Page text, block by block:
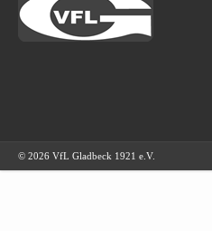
© 2026 VfL Gladbeck 1921 e.V.